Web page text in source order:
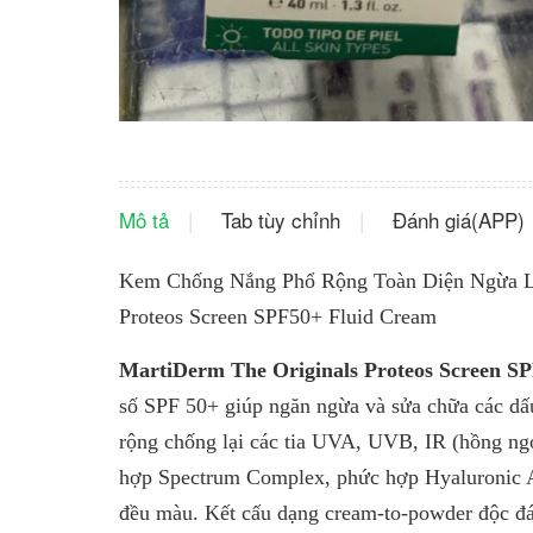
Mô tả Tab tùy chỉnh Đánh giá(APP)
Kem Chống Nắng Phổ Rộng Toàn Diện
Proteos Screen SPF50+ Fluid Cream
MartiDerm The Originals Proteos Screen
số SPF 50+ giúp ngăn ngừa và sửa chữa các
rộng chống lại các tia UVA, UVB, IR (hồng
hợp Spectrum Complex, phức hợp
đều màu. Kết cấu dạng cream-to-powder độc